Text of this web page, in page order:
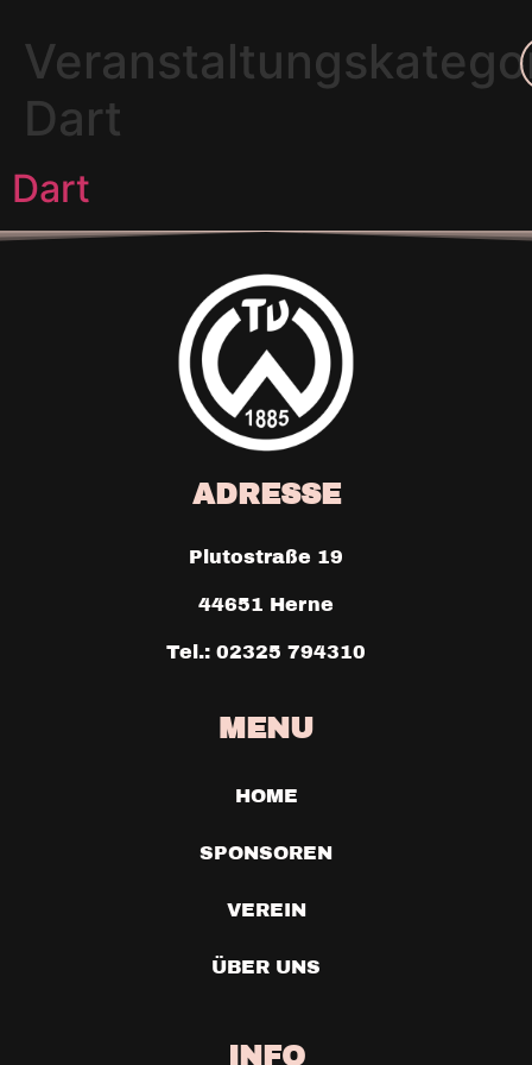
Dart
Dart
ADRESSE
Plutostraße 19
44651 Herne
Tel.: 02325 794310
MENU
HOME
SPONSOREN
VEREIN
ÜBER UNS
INFO